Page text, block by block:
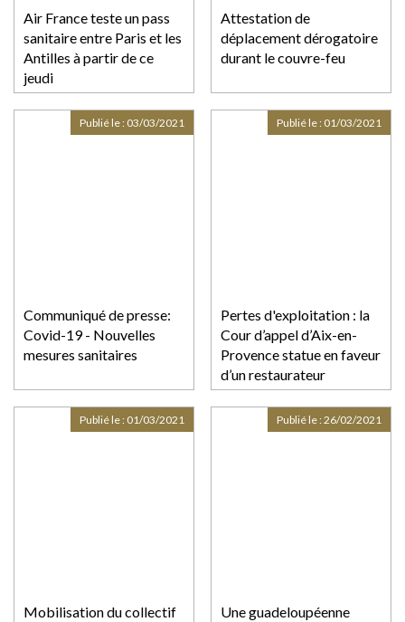
Air France teste un pass
sanitaire entre Paris et les
Antilles à partir de ce
jeudi
Attestation de
déplacement dérogatoire
durant le couvre-feu
Communiqué de presse:
Covid-19 - Nouvelles
mesures sanitaires
Publié le : 03/03/2021
Pertes d'exploitation : la
Cour d’appel d’Aix-en-
Provence statue en faveur
d’un restaurateur
Publié le : 01/03/2021
Mobilisation du collectif
Publié le : 01/03/2021
Une guadeloupéenne
Publié le :26/02/2021